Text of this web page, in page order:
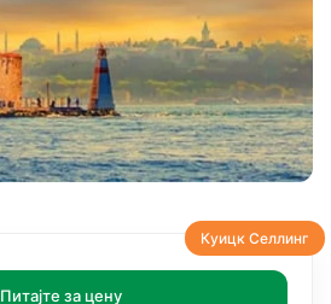
Куицк Селлинг
Питајте за цену